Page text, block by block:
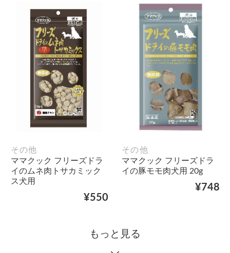
その他
ママクック フリーズドラ
イのムネ肉トサカミック
ス犬用
¥550
その他
ママクック フリーズドラ
イの豚モモ肉犬用 20g
¥748
もっと見る